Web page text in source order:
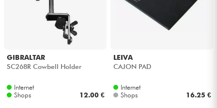
Kopfhörer
DJ
GIBRALTAR
SC268R Cowbell Holder
Internet
Shops
12.00 €
LEIVA
CAJON PAD
Internet
Shops
16.25 €